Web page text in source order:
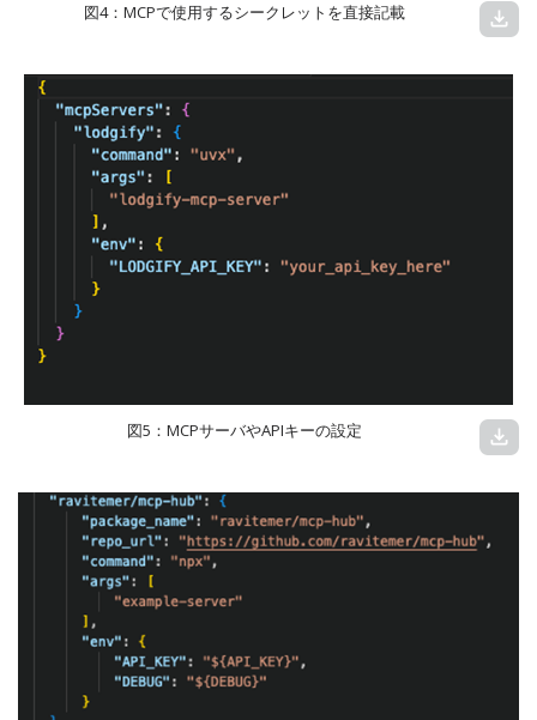
図4：MCPで使用するシークレットを直接記載 download
図5：MCPサーバやAPIキーの設定 download